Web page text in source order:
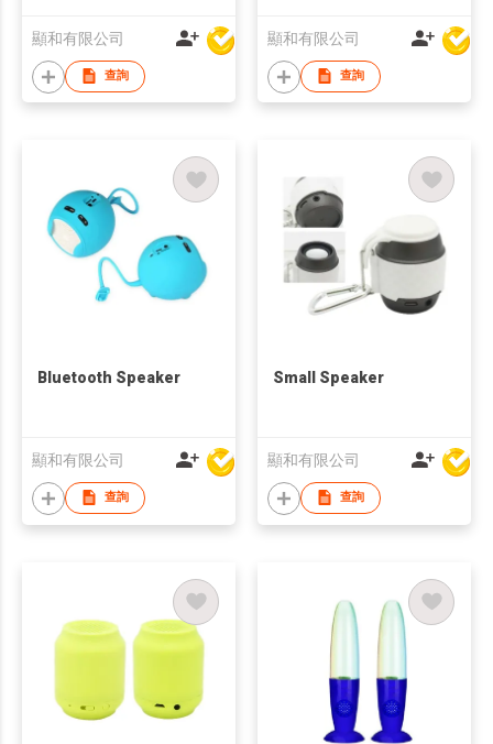
顯和有限公司
查詢
顯和有限公司
查詢
Bluetooth Speaker
顯和有限公司
查詢
Small Speaker
顯和有限公司
查詢